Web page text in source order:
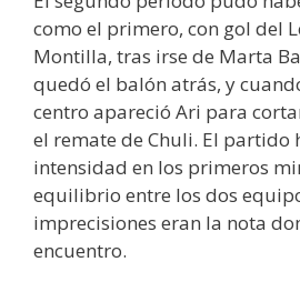
como el primero, con gol del
Montilla, tras irse de Marta
quedó el balón atrás, y
centro apareció Ari para
el remate de Chuli. El partido
intensidad en los primeros
equilibrio entre los dos
imprecisiones eran la nota
encuentro.